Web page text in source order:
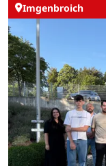
Imgenbroich